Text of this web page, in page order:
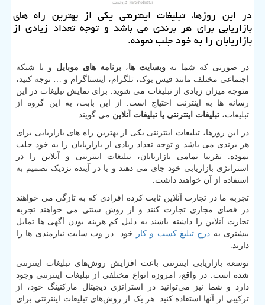
در این روزها، تبلیغات اینترنتی یكی از بهترین راه های
بازاریابی برای هر برندی می باشد و توجه تعداد زیادی از
بازاریابان را به خود جلب نموده.
در صورتی که شما به وبسایت ها، برنامه های موبایل و یا شبکه
اجتماعی مختلف مانند فیس بوک، تلگرام، اینستاگرام و … توجه کنید،
متوجه میزان زیادی از تبلیغات می شوید. برای نمایش تبلیغات در این
رسانه ها به اینترنت احتیاج است. از این بابت، به این گروه از
تبلیغات، تبلیغات اینترنتی یا تبلیغات آنلاین می گویند.
در این روزها، تبلیغات اینترنتی یکی از بهترین راه های بازاریابی برای
هر برندی می باشد و توجه تعداد زیادی از بازاریابان را به خود جلب
نموده. تقریبا تمامی بازاریابان، تبلیغات اینترنتی و آنلاین را در
استراتژی بازاریابی خود جای می دهند و یا در آینده نزدیک تصمیم به
استفاده از آن خواهند داشت.
تجربه ما در تجارت آنلاین ثابت کرده افرادی که به تازگی می خواهند
در فضای مجازی تجارت کنند و از روش سنتی می خواهند تجربه
تجارت آنلاین را داشته باشند به دلیل کم هزینه بودن آگهی ها تمایل
بیشتری به درج تبلیغ کسب و کار
خود در وب سایت نیازمندی ها را
دارند.
توسعه بازاریابی اینترنتی باعث افزایش روش‌های تبلیغات اینترنتی
شده است. در واقع، امروزه انواع مختلفی از تبلیغات اینترنتی وجود
دارد و شما نیز می‌توانید در استراتژی دیجیتال مارکتینگ خود، از
ترکیبی از آنها استفاده کنید. هر یک از روش‌های تبلیغات اینترنتی برای